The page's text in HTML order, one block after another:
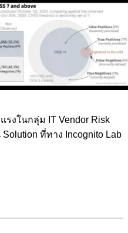
รงในกลุ่ม IT Vendor Risk
ที่ทาง Incognito Lab